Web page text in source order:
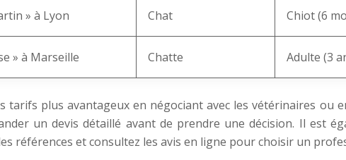
» à Lyon Chat Chiot (6
» à Marseille Chatte Adulte (3
tarifs plus avantageux en négociant avec les vétérinaires ou
un devis détaillé avant de prendre une décision. Il est
références et consultez les avis en ligne pour choisir un